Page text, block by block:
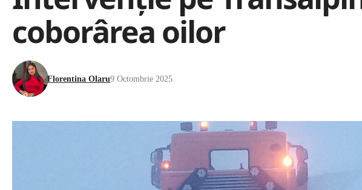
coborârea oilor
Florentina Olaru9 Octombrie 2025